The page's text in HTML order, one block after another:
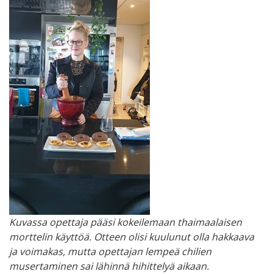
Kuvassa opettaja pääsi kokeilemaan thaimaalaisen
morttelin käyttöä. Otteen olisi kuulunut olla hakkaava
ja voimakas, mutta opettajan lempeä chilien
musertaminen sai lähinnä hihittelyä aikaan.